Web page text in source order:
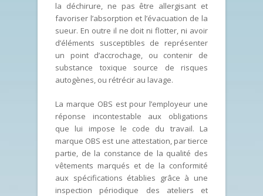
la déchirure, ne pas être allergisant et
favoriser l’absorption et l’évacuation de la
sueur. En outre il ne doit ni flotter, ni avoir
d’éléments susceptibles de représenter
un point d’accrochage, ou contenir de
substance toxique source de risques
autogènes, ou rétrécir au lavage.
La marque OBS est pour l’employeur une
réponse incontestable aux obligations
que lui impose le code du travail. La
marque OBS est une attestation, par tierce
partie, de la constance de la qualité des
vêtements marqués et de la conformité
aux spécifications établies grâce à une
inspection périodique des ateliers et